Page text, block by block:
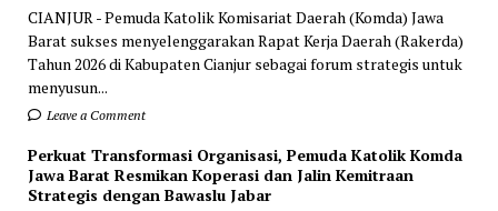
CIANJUR - Pemuda Katolik Komisariat Daerah (Komda) Jawa
Barat sukses menyelenggarakan Rapat Kerja Daerah (Rakerda)
Tahun 2026 di Kabupaten Cianjur sebagai forum strategis untuk
menyusun...
Leave a Comment
Perkuat Transformasi Organisasi, Pemuda Katolik Komda
Jawa Barat Resmikan Koperasi dan Jalin Kemitraan
Strategis dengan Bawaslu Jabar